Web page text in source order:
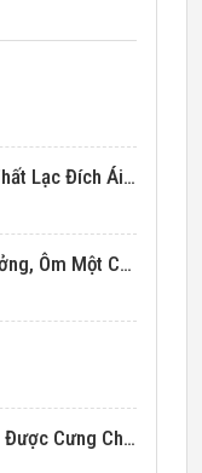
Độ Thiệu Hoa - Tầm Trảo Thất Lạc Đích Ái Tình
Thập Niên 80: Này Thủ Trưởng, Ôm Một Cái Đi!
Thay Chị Vào Hào Môn, Tôi Được Cưng Chiều Hết Mực (Thập Niên 90)